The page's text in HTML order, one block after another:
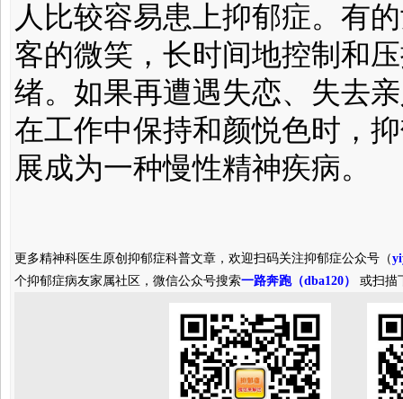
人比较容易患上抑郁症。有
客的微笑，长时间地控制和
绪。如果再遭遇失恋、失去
在工作中保持和颜悦色时，
展成为一种慢性精神疾病。
更多精神科医生原创抑郁症科普文章，欢迎扫码关注抑郁症公众号（
个抑郁症病友家属社区，微信公众号搜索一路奔跑（dba120） 或扫描